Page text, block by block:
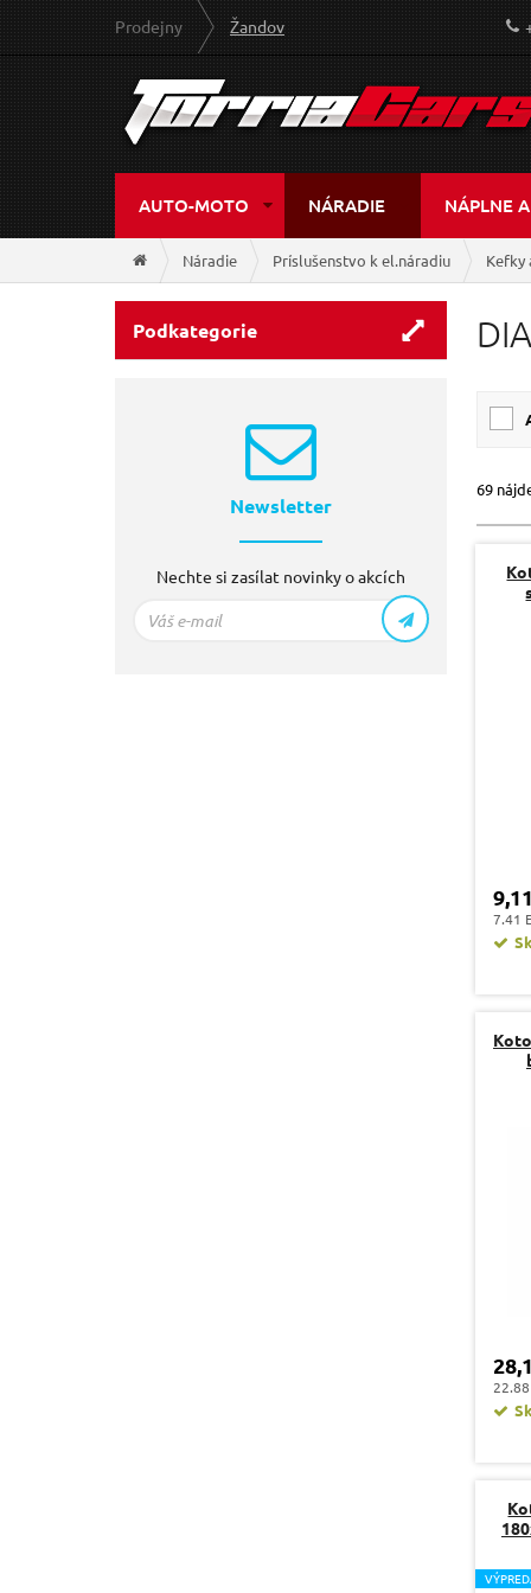
Prodejny Žandov
AUTO-MOTO NÁRADIE NÁPLNE
Náradie Príslušenstvo k el.náradiu Kefky
Podkategorie
Newsletter
Nechte si zasílat novinky o akcích
69
7.41
V